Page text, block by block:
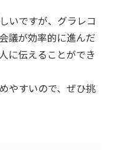
いですが、グラレコ
議が効率的に進んだ
に伝えることができ
やすいので、ぜひ挑